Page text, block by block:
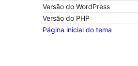
Versão do WordPress
Versão do PHP
Página inicial do tema